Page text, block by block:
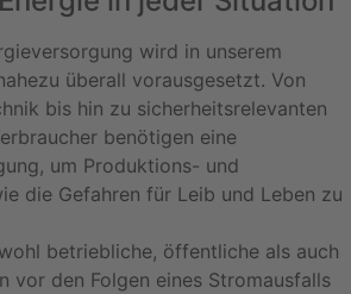
wird in unserem
überall vorausgesetzt. Von
bis hin zu sicherheitsrelevanten
benötigen eine
um Produktions- und
die Gefahren für Leib und Leben zu
betriebliche, öffentliche als auch
vor den Folgen eines Stromausfalls